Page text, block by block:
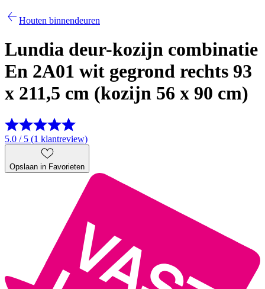
Houten binnendeuren
Lundia deur-kozijn combinatie
En 2A01 wit gegrond rechts 93
x 211,5 cm (kozijn 56 x 90 cm)
5.0 / 5 (1 klantreview)
Opslaan in Favorieten